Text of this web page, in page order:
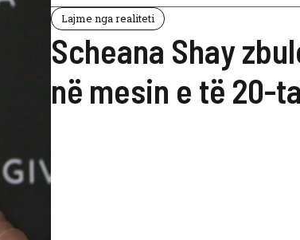
Lajme nga realiteti
Scheana Shay
në mesin e të 20-